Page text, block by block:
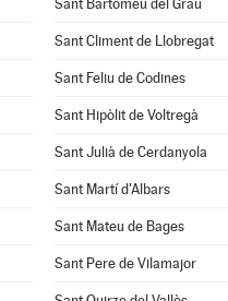
Sant Bartomeu del Grau
Sant Climent de Llobregat
Sant Feliu de Codines
Sant Hipòlit de Voltregà
Sant Julià de Cerdanyola
Sant Martí d'Albars
Sant Mateu de Bages
Sant Pere de Vilamajor